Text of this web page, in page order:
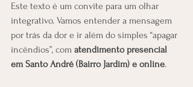
Este texto é um convite para um olhar
integrativo. Vamos entender a mensagem
por trás da dor e ir além do simples “apagar
incêndios”, com atendimento presencial
em Santo André (Bairro Jardim) e online.